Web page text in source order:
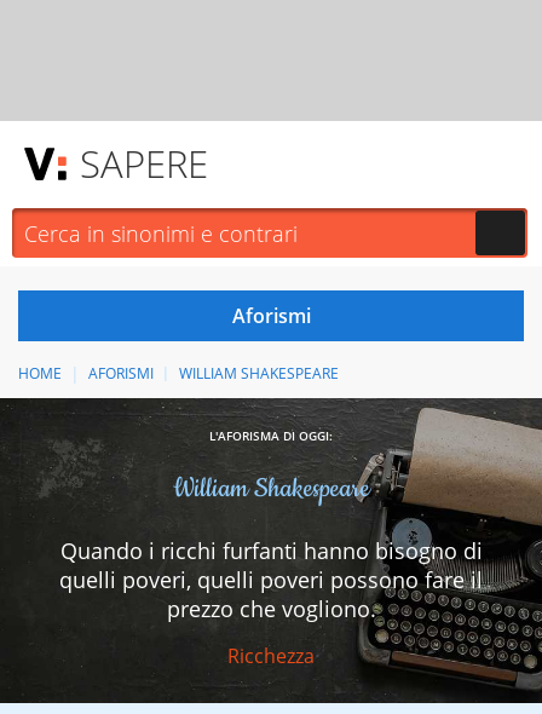
SAPERE
HOME AFORISMI WILLIAM SHAKESPEARE
L'AFORISMA DI OGGI:
William Shakespeare
Quando i ricchi furfanti hanno bisogno di
quelli poveri, quelli poveri possono fare il
prezzo che vogliono.
Ricchezza